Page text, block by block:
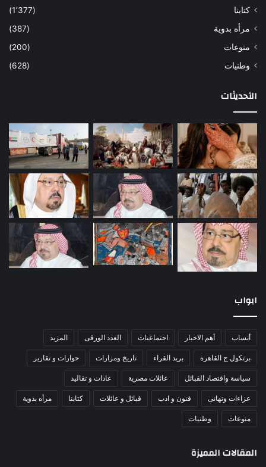
كتابنا
(1٬377)
مرأه بدوية
(387)
منوعات
(200)
وطنيات
(628)
التحديثات
ابواب
أنساب أهم الاخبار اجتماعيات العدد الورقى المزيد
برتكول ج القاهرة بريد القراء تاريخ ومزارات حوارات و تقارير
سياسة واقتصاد القبائل عائلات مصرية عادات و تقاليد
عزاءات وتهانى فنون و ادب قبائل و عائلات كتابنا مرأه بدوية
منوعات وطنيات
المقالات المميزة